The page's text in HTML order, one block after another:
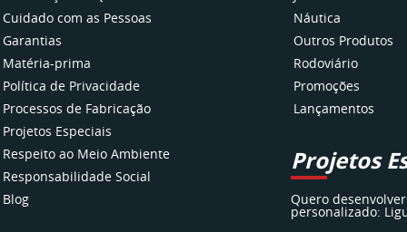
Cuidado com as Pessoas
Garantias
Matéria-prima
Política de Privacidade
Processos de Fabricação
Projetos Especiais
Respeito ao Meio Ambiente
Responsabilidade Social
Blog
Náutica
Outros Produtos
Rodoviário
Promoções
Lançamentos
Projetos
Quero
personalizado: